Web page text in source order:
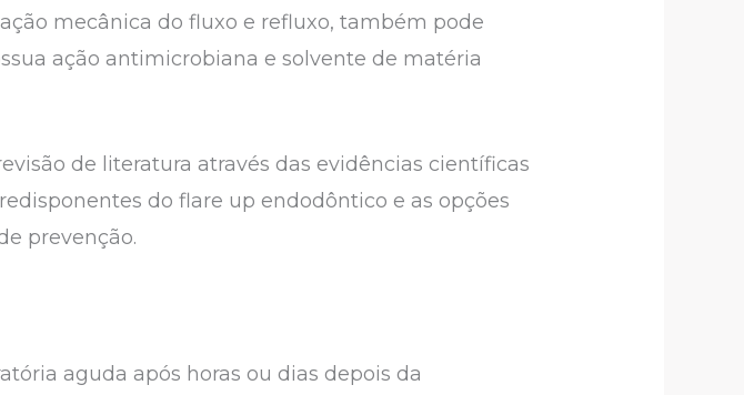
mecânica do fluxo e refluxo, também pode
ação antimicrobiana e solvente de matéria
de literatura através das evidências científicas
do flare up endodôntico e as opções
prevenção.
aguda após horas ou dias depois da